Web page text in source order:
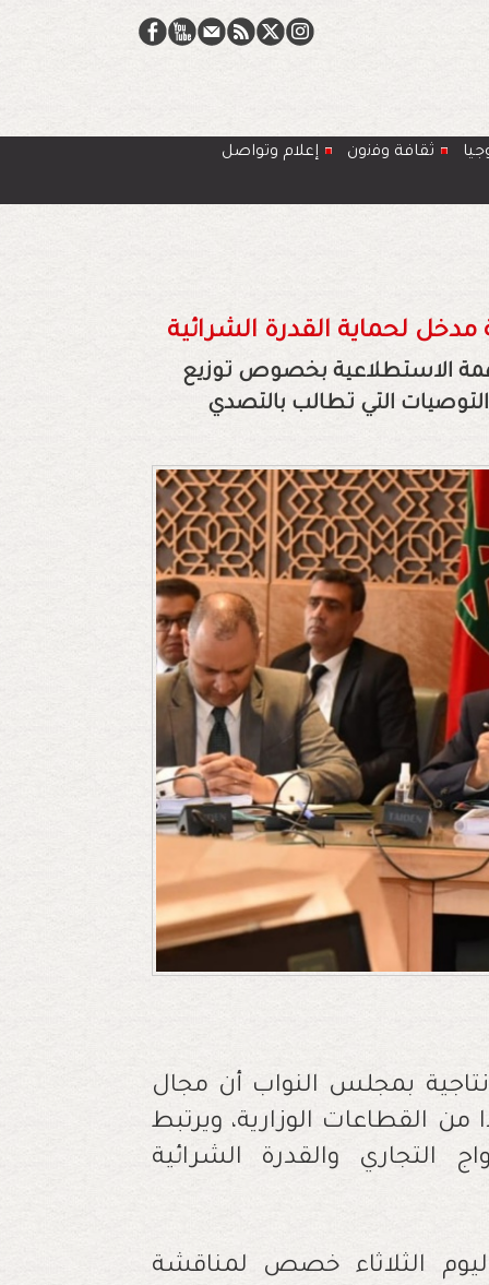
ﺛﻘﺎﻓﺔ وﻓﻧون إعلام وتواصل
لحماية القدرة الشرائية
الاستطلاعية بخصوص توزيع
التي تطالب بالتصدي
بمجلس النواب أن مجال
القطاعات الوزارية، ويرتبط
والقدرة الشرائية
الثلاثاء خصص لمناقشة